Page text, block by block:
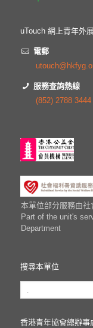
uTouch 網上青年外
電郵
服務查詢熱線
(852) 2788 3444
本單位部分服務由社
Part of the unit's
Department
搜尋本單位
香港青年協會總辦事